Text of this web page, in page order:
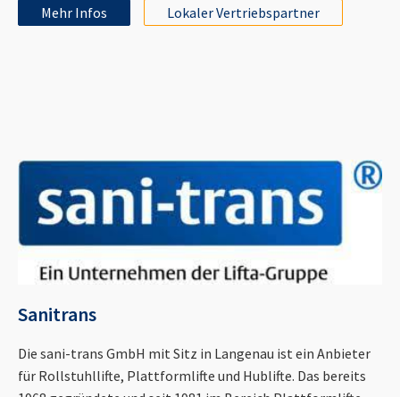
Mehr Infos Lokaler Vertriebspartner
Sanitrans
Die sani-trans GmbH mit Sitz in Langenau ist ein Anbieter
für Rollstuhllifte, Plattformlifte und Hublifte. Das bereits